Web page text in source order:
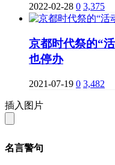
2022-02-28 0 3,375
京都时代祭的“
也停办
2021-07-19 0 3,482
插入图片
名言警句